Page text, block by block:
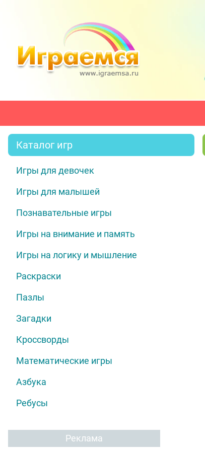
Каталог игр
Игры для девочек
Игры для малышей
Познавательные игры
Игры на внимание и память
Игры на логику и мышление
Раскраски
Пазлы
Загадки
Кроссворды
Математические игры
Азбука
Ребусы
Реклама